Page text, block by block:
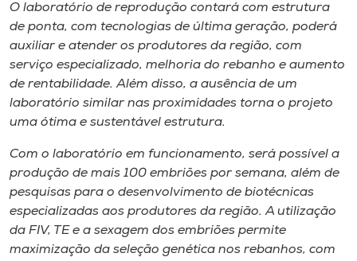
O laboratório de reprodução contará com estrutura
de ponta, com tecnologias de última geração, poderá
auxiliar e atender os produtores da região, com
serviço especializado, melhoria do rebanho e aumento
de rentabilidade. Além disso, a ausência de um
laboratório similar nas proximidades torna o projeto
uma ótima e sustentável estrutura.
Com o laboratório em funcionamento, será possível a
produção de mais 100 embriões por semana, além de
pesquisas para o desenvolvimento de biotécnicas
especializadas aos produtores da região. A utilização
da FIV, TE e a sexagem dos embriões permite
maximização da seleção genética nos rebanhos, com